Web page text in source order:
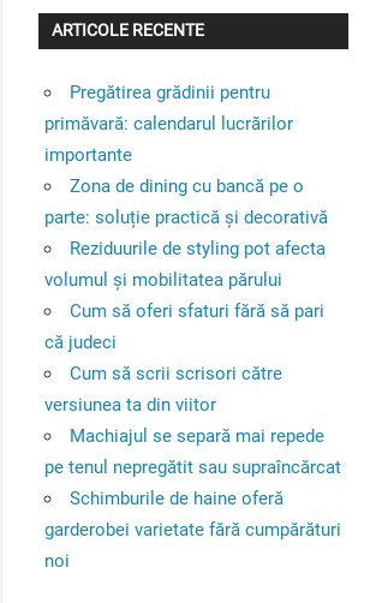
ARTICOLE RECENTE
Pregătirea grădinii pentru
primăvară: calendarul lucrărilor
importante
Zona de dining cu bancă pe o
parte: soluție practică și decorativă
Reziduurile de styling pot afecta
volumul și mobilitatea părului
Cum să oferi sfaturi fără să pari
că judeci
Cum să scrii scrisori către
versiunea ta din viitor
Machiajul se separă mai repede
pe tenul nepregătit sau supraîncărcat
Schimburile de haine oferă
garderobei varietate fără cumpărături
noi